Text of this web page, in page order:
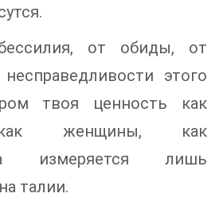
от обиды, от
этого
твоя ценность как
как женщины, как
измеряется лишь
талии.